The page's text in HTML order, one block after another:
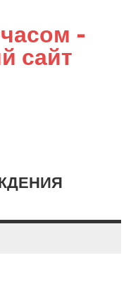
–
сайт